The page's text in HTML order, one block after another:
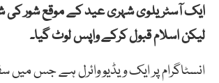
ایک آسٹریلوی شہری عید کے موقع شور کی
لیکن اسلام قبول کرکے واپس لوٹ گیا۔
انسٹاگرام پر ایک ویڈیو وائرل ہے جس میں